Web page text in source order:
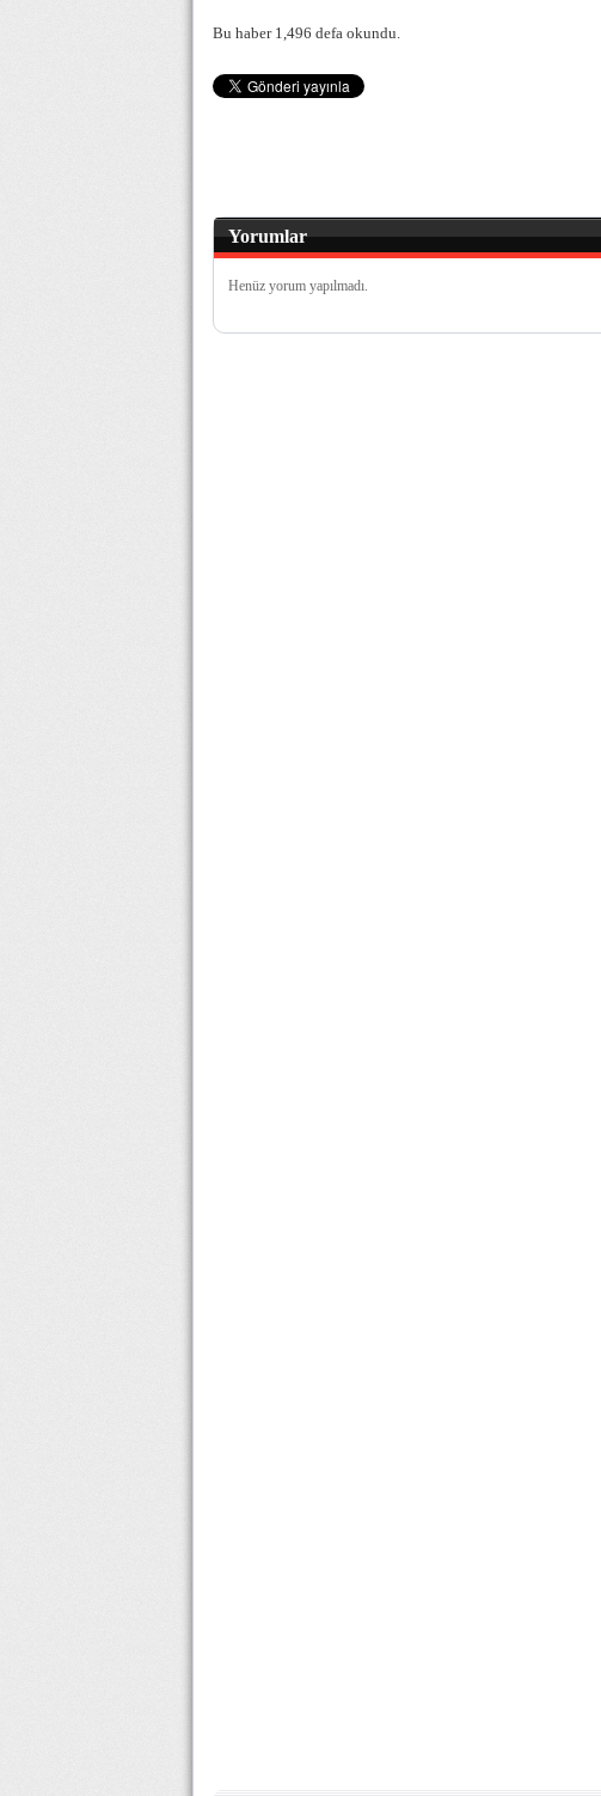
Bu haber 1,496 defa okundu.
Yorumlar
Henüz yorum yapılmadı.